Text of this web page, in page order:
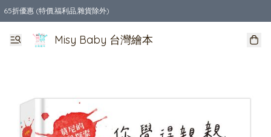
65折優惠 (特價,福利品,雜貨除外)
全店購物滿$550，免運費
Misy Baby 台灣繪本